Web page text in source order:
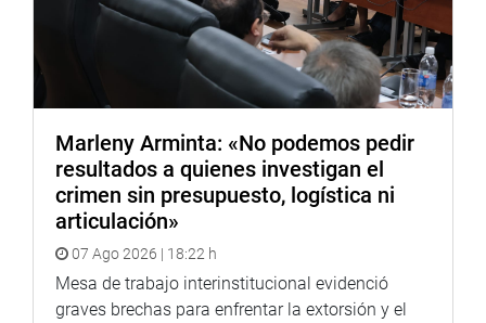
Marleny Arminta: «No podemos pedir
resultados a quienes investigan el
crimen sin presupuesto, logística ni
articulación»
07 Ago 2026 | 18:22 h
Mesa de trabajo interinstitucional evidenció
graves brechas para enfrentar la extorsión y el